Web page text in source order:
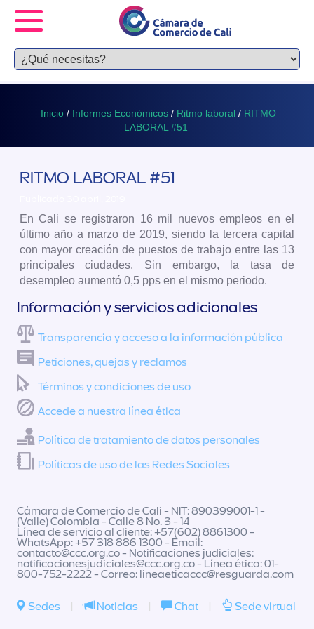
Inicio / Informes Económicos / Ritmo laboral / RITMO
LABORAL #51
RITMO LABORAL #51
En Cali se registraron 16 mil nuevos empleos en el
último año a marzo de 2019, siendo la tercera capital
con mayor creación de puestos de trabajo entre las 13
principales ciudades. Sin embargo, la tasa de
desempleo aumentó 0,5 pps en el mismo periodo.
Información y servicios adicionales
Transparencia y acceso a la información pública
Peticiones, quejas y reclamos
Términos y condiciones de uso
Accede a nuestra línea ética
Política de tratamiento de datos personales
Políticas de uso de las Redes Sociales
Cámara de Comercio de Cali - NIT: 890399001-1 -
(Valle) Colombia - Calle 8 No. 3 - 14
Línea de servicio al cliente: +57(602) 8861300 -
WhatsApp: +57 318 886 1300 - Email:
contacto@ccc.org.co- Notificaciones judiciales:
notificacionesjudiciales@ccc.org.co- Línea ética: 01-
800-752-2222 - Correo: lineaeticaccc@resguarda.com
Sedes | Noticias | Chat | Sede virtual